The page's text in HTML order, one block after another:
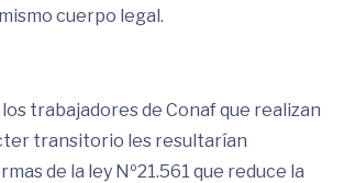
cuerpo legal.
trabajadores de Conaf que realizan
transitorio les resultarían
de la ley Nº21.561 que reduce la